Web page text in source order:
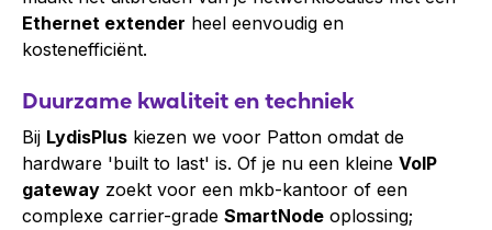
Ethernet extender heel eenvoudig en
kostenefficiënt.
Duurzame kwaliteit en techniek
Bij LydisPlus kiezen we voor Patton omdat de
hardware 'built to last' is. Of je nu een kleine VoIP
gateway zoekt voor een mkb-kantoor of een
complexe carrier-grade SmartNode oplossing;